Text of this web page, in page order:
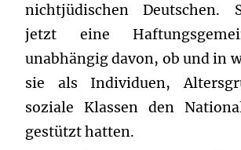
nichtjüdischen Deutschen.
jetzt eine
unabhängig davon, ob und in
sie als Individuen,
soziale Klassen den
gestützt hatten.